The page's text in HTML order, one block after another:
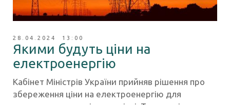
28.04.2024 13:00
Якими будуть ціни на
електроенергію
Кабінет Міністрів України прийняв рішення про
збереження ціни на електроенергію для